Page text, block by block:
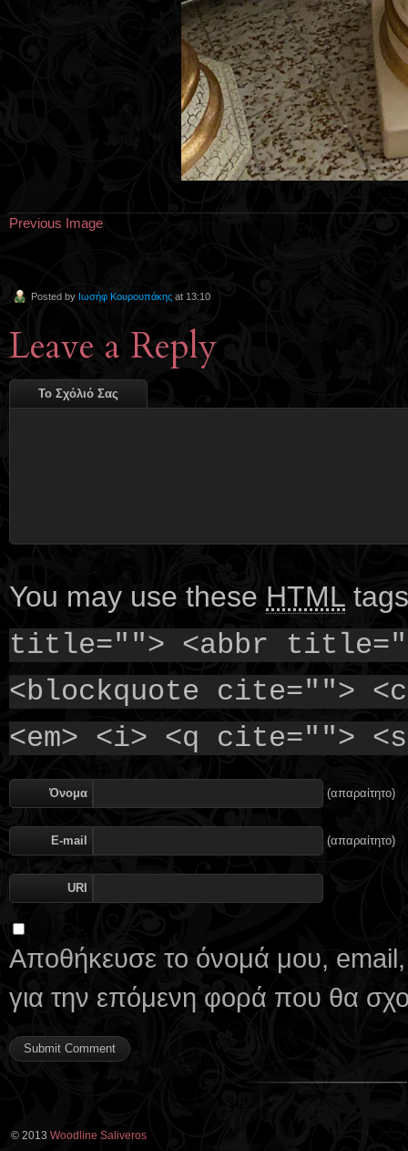
Previous Image
Posted by Ιωσήφ Κουρουπάκης at 13:10
Leave a Reply
Το Σχόλιό Σας
You may use these HTML
title=""> <abbr
<blockquote cite="">
<em> <i> <q cite="">
Όνομα (απαραίτητο)
E-mail (απαραίτητο)
URI
Αποθήκευσε το όνομά μου, email,
για την επόμενη φορά που θα
© 2013 Woodline Saliveros